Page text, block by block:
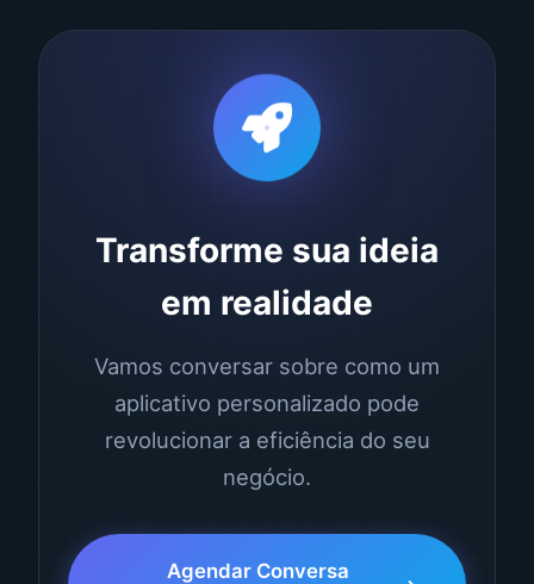
Transforme sua ideia
em realidade
Vamos conversar sobre como um
aplicativo personalizado pode
revolucionar a eficiência do seu
negócio.
Agendar Conversa